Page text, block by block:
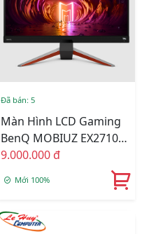
Đã bán: 5
Màn Hình LCD Gaming
BenQ MOBIUZ EX2710Q
27inch 2K QHD 165Hz
9.000.000 đ
Mới 100%